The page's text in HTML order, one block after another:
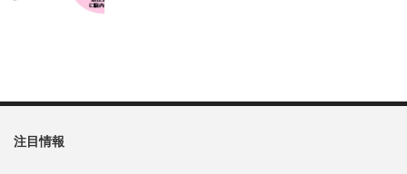
注目情報